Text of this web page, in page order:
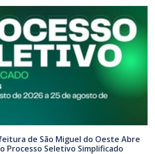
de São Miguel do Oeste Abre
Processo Seletivo Simplificado